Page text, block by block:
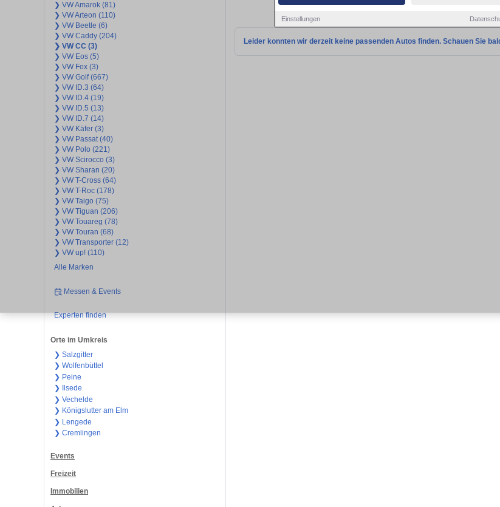
Einstellungen
❯ VW Amarok (81)
❯ VW Arteon (110)
❯ VW Beetle (6)
❯ VW Caddy (204)
❯ VW CC (3)
❯ VW Eos (5)
❯ VW Fox (3)
❯ VW Golf (667)
❯ VW ID.3 (64)
❯ VW ID.4 (19)
❯ VW ID.5 (13)
❯ VW ID.7 (14)
❯ VW Käfer (3)
❯ VW Passat (40)
❯ VW Polo (221)
❯ VW Scirocco (3)
❯ VW Sharan (20)
❯ VW T-Cross (64)
❯ VW T-Roc (178)
❯ VW Taigo (75)
❯ VW Tiguan (206)
❯ VW Touareg (78)
❯ VW Touran (68)
❯ VW Transporter (12)
❯ VW up! (110)
Alle Marken
Messen & Events
Experten finden
Orte im Umkreis
❯ Salzgitter
❯ Wolfenbüttel
❯ Peine
❯ Ilsede
❯ Vechelde
❯ Königslutter am Elm
❯ Lengede
❯ Cremlingen
Events
Freizeit
Immobilien
Entdecken Sie in Braunschweig gebrauchte VW CC
Leider konnten wir derzeit keine passenden Autos finden. Schauen Sie